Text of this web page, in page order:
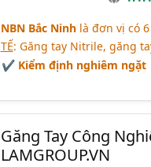
NBN Bắc Ninhlà đơn vị có
TẾ: Găng tay Nitrile, găng
✔ Kiểm định nghiêm ngặt
Găng Tay Công
LAMGROUP.VN